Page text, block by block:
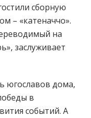
сборную
– «катеначчо».
на
заслуживает
югославов дома,
в
событий. А